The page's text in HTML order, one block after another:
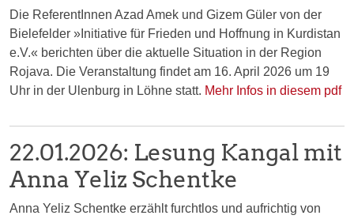
Die ReferentInnen Azad Amek und Gizem Güler von der
Bielefelder »Initiative für Frieden und Hoffnung in Kurdistan
e.V.« berichten über die aktuelle Situation in der Region
Rojava. Die Veranstaltung findet am 16. April 2026 um 19
Uhr in der Ulenburg in Löhne statt. Mehr Infos in diesem pdf
22.01.2026: Lesung Kangal mit
Anna Yeliz Schentke
Anna Yeliz Schentke erzählt furchtlos und aufrichtig von